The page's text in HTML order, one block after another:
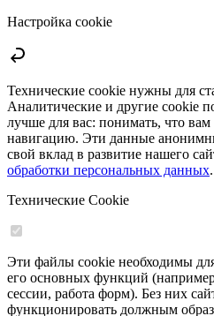
Настройка cookie
Технические cookie нужны для
Аналитические и другие cookie
лучше для вас: понимать, что
навигацию. Эти данные
свой вклад в развитие нашего
обработки персональных данных.
Технические Cookie
Эти файлы cookie необходимы
его основных функций
сессии, работа форм). Без них
функционировать должным